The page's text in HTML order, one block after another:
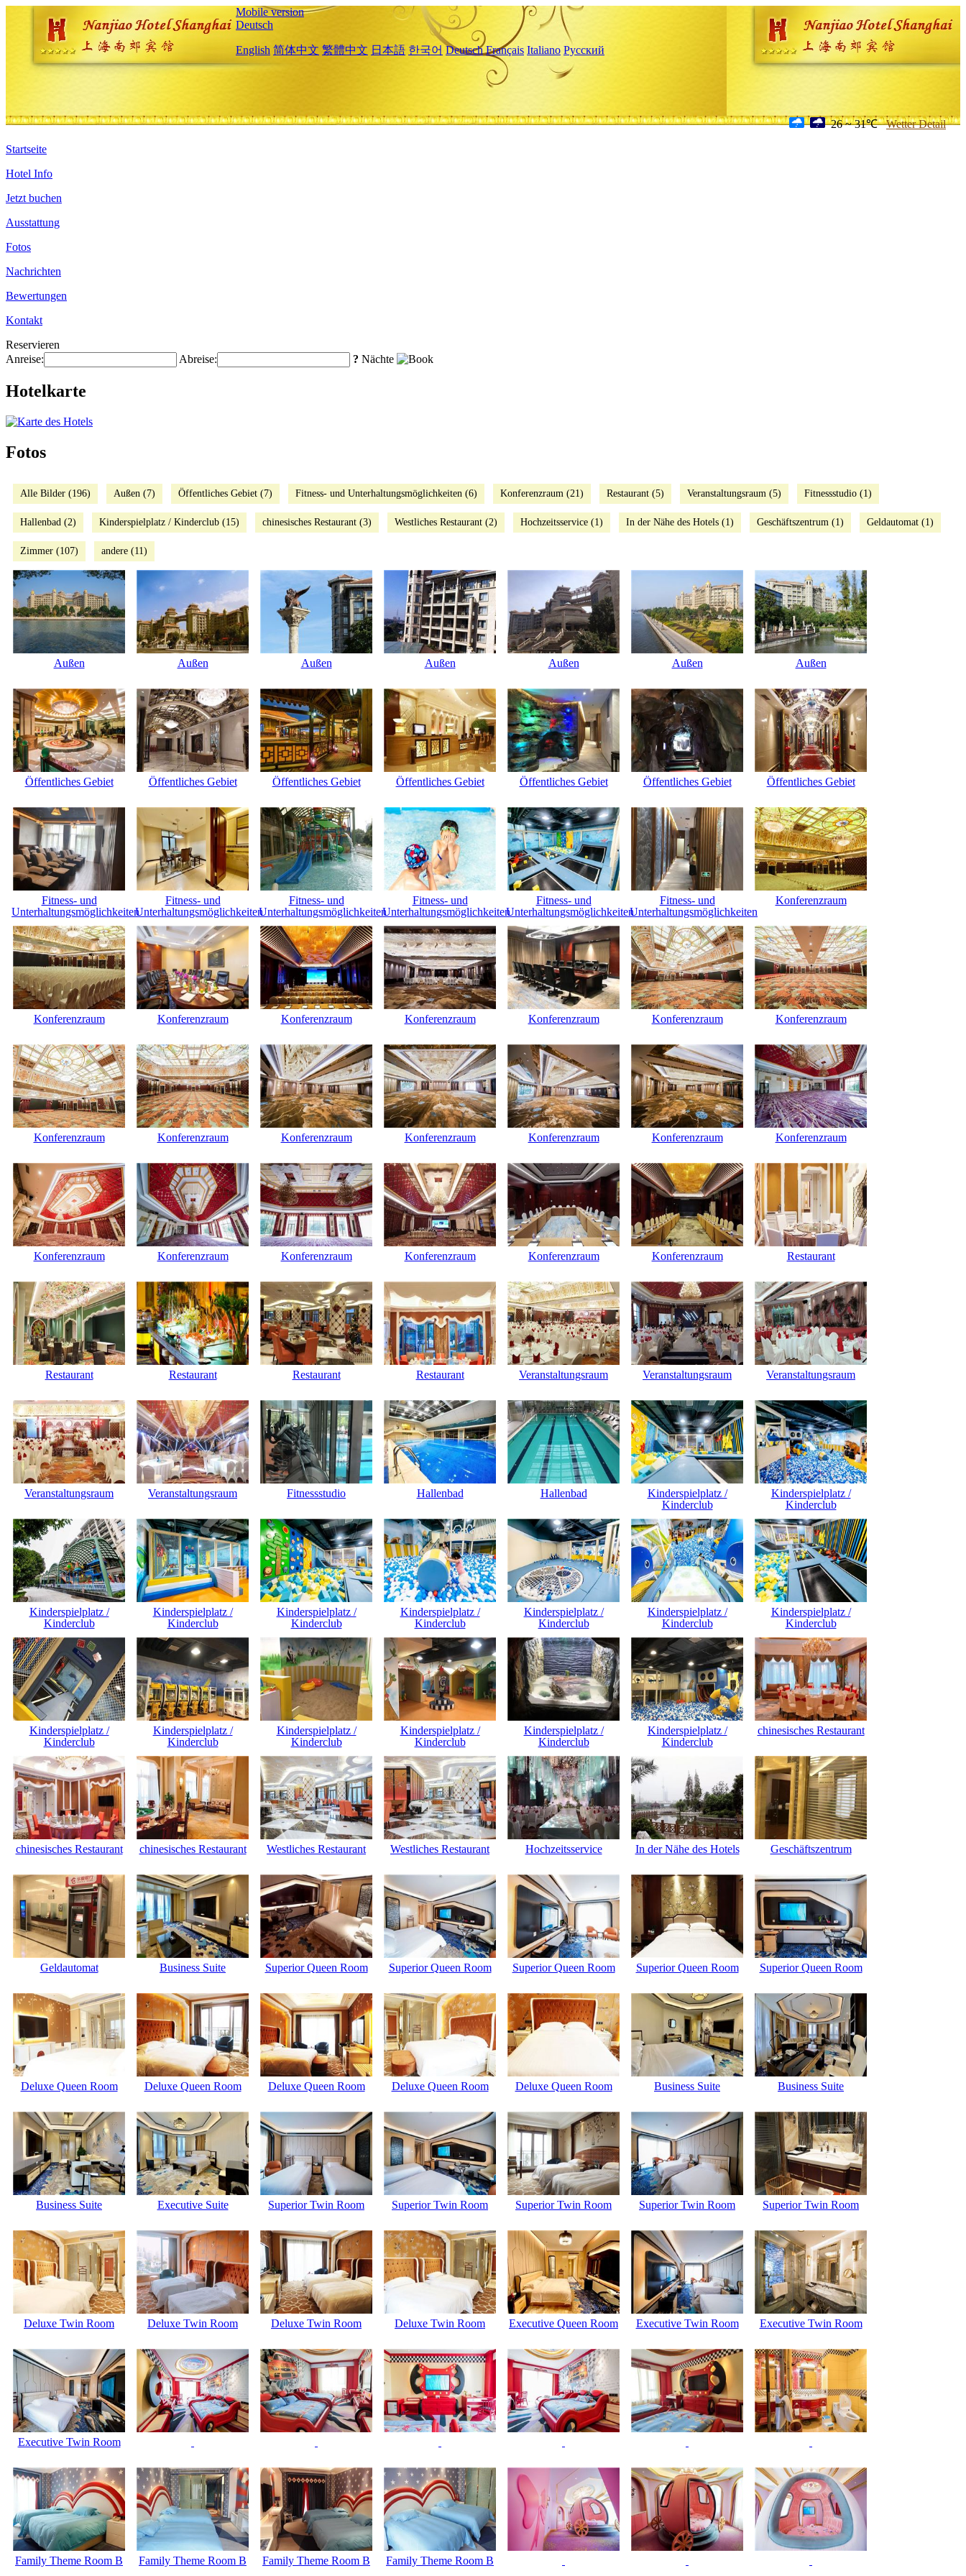
Mobile version
Deutsch
English 简体中文 繁體中文 日本語 한국어 Deutsch Français Italiano Русский
26 ~ 31℃ Wetter Detail
Startseite
Hotel Info
Jetzt buchen
Ausstattung
Fotos
Nachrichten
Bewertungen
Kontakt
Reservieren
Anreise:
Abreise: ? Nächte
Hotelkarte
Fotos
Alle Bilder (196) Außen (7) Öffentliches Gebiet (7) Fitness- und Unterhaltungsmöglichkeiten (6) Konferenzraum (21) Restaurant (5) Veranstaltungsraum (5) Fitnessstudio (1)
Hallenbad (2) Kinderspielplatz / Kinderclub (15) chinesisches Restaurant (3) Westliches Restaurant (2) Hochzeitsservice (1) In der Nähe des Hotels (1) Geschäftszentrum (1) Geldautomat (1)
Zimmer (107) andere (11)
Außen Außen Außen Außen Außen Außen Außen
Öffentliches Gebiet Öffentliches Gebiet Öffentliches Gebiet Öffentliches Gebiet Öffentliches Gebiet Öffentliches Gebiet Öffentliches Gebiet
Fitness- und
Unterhaltungsmöglichkeiten
Fitness- und
Unterhaltungsmöglichkeiten
Fitness- und
Unterhaltungsmöglichkeiten
Fitness- und
Unterhaltungsmöglichkeiten
Fitness- und
Unterhaltungsmöglichkeiten
Fitness- und
Unterhaltungsmöglichkeiten
Konferenzraum
Konferenzraum Konferenzraum Konferenzraum Konferenzraum Konferenzraum Konferenzraum Konferenzraum
Konferenzraum Konferenzraum Konferenzraum Konferenzraum Konferenzraum Konferenzraum Konferenzraum
Konferenzraum Konferenzraum Konferenzraum Konferenzraum Konferenzraum Konferenzraum Restaurant
Restaurant Restaurant Restaurant Restaurant Veranstaltungsraum Veranstaltungsraum Veranstaltungsraum
Veranstaltungsraum Veranstaltungsraum Fitnessstudio Hallenbad Hallenbad
Kinderspielplatz /
Kinderclub
Kinderspielplatz /
Kinderclub
Kinderspielplatz /
Kinderclub
Kinderspielplatz /
Kinderclub
Kinderspielplatz /
Kinderclub
Kinderspielplatz /
Kinderclub
Kinderspielplatz /
Kinderclub
Kinderspielplatz /
Kinderclub
Kinderspielplatz /
Kinderclub
Kinderspielplatz /
Kinderclub
Kinderspielplatz /
Kinderclub
Kinderspielplatz /
Kinderclub
Kinderspielplatz /
Kinderclub
Kinderspielplatz /
Kinderclub
Kinderspielplatz /
Kinderclub
chinesisches Restaurant
chinesisches Restaurant chinesisches Restaurant Westliches Restaurant Westliches Restaurant Hochzeitsservice In der Nähe des Hotels Geschäftszentrum
Geldautomat Business Suite Superior Queen Room Superior Queen Room Superior Queen Room Superior Queen Room Superior Queen Room
Deluxe Queen Room Deluxe Queen Room Deluxe Queen Room Deluxe Queen Room Deluxe Queen Room Business Suite Business Suite
Business Suite Executive Suite Superior Twin Room Superior Twin Room Superior Twin Room Superior Twin Room Superior Twin Room
Deluxe Twin Room Deluxe Twin Room Deluxe Twin Room Deluxe Twin Room Executive Queen Room Executive Twin Room Executive Twin Room
Executive Twin Room
Family Theme Room B Family Theme Room B Family Theme Room B Family Theme Room B